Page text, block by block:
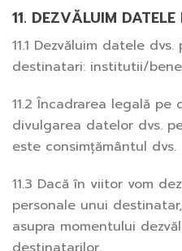
11. DEZVĂLUIM
11.1 Dezvăluim datele
destinatari: institutii/
11.2 Încadrarea legală pe
divulgarea datelor dvs.
este consimțământul dvs.
11.3 Dacă în viitor vom
personale unui
asupra momentului